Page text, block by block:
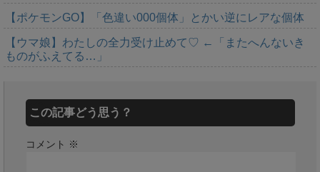
【ポケモンGO】「色違い000個体」とかい逆にレアな個体
【ウマ娘】わたしの全力受け止めて♡ ←「またへんないき
ものがふえてる…」
この記事どう思う？
コメント ※